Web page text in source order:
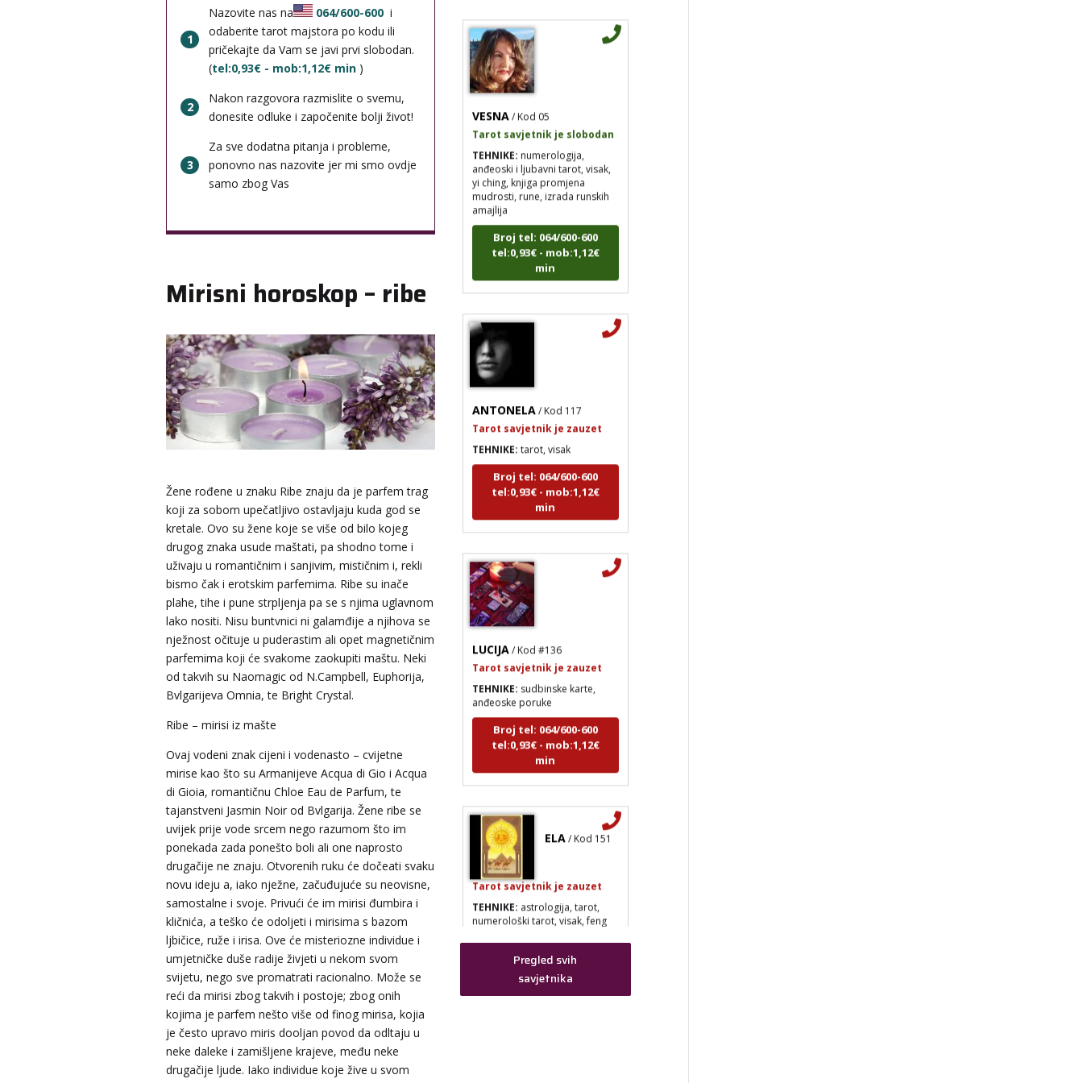
1
Nazovite nas na 064/600-600 i
odaberite tarot majstora po kodu ili
pričekajte da Vam se javi prvi slobodan.
(tel:0,93€ - mob:1,12€ min )
2
Nakon razgovora razmislite o svemu,
donesite odluke i započenite bolji život!
3
Za sve dodatna pitanja i probleme,
ponovno nas nazovite jer mi smo ovdje
samo zbog Vas
Mirisni horoskop – ribe
Žene rođene u znaku Ribe znaju da je parfem trag
koji za sobom upečatljivo ostavljaju kuda god se
kretale. Ovo su žene koje se više od bilo kojeg
drugog znaka usude maštati, pa shodno tome i
uživaju u romantičnim i sanjivim, mističnim i, rekli
bismo čak i erotskim parfemima. Ribe su inače
plahe, tihe i pune strpljenja pa se s njima uglavnom
lako nositi. Nisu buntvnici ni galamđije a njihova se
nježnost očituje u puderastim ali opet magnetičnim
parfemima koji će svakome zaokupiti maštu. Neki
od takvih su Naomagic od N.Campbell, Euphorija,
Bvlgarijeva Omnia, te Bright Crystal.
Ribe – mirisi iz mašte
Ovaj vodeni znak cijeni i vodenasto – cvijetne
mirise kao što su Armanijeve Acqua di Gio i Acqua
di Gioia, romantičnu Chloe Eau de Parfum, te
tajanstveni Jasmin Noir od Bvlgarija. Žene ribe se
uvijek prije vode srcem nego razumom što im
ponekada zada ponešto boli ali one naprosto
drugačije ne znaju. Otvorenih ruku će dočeati svaku
novu ideju a, iako nježne, začuđujuće su neovisne,
samostalne i svoje. Privući će im mirisi đumbira i
kličnića, a teško će odoljeti i mirisima s bazom
ljbičice, ruže i irisa. Ove će misteriozne individue i
umjetničke duše radije živjeti u nekom svom
svijetu, nego sve promatrati racionalno. Može se
reći da mirisi zbog takvih i postoje; zbog onih
kojima je parfem nešto više od finog mirisa, kojia
je često upravo miris dooljan povod da odltaju u
neke daleke i zamišljene krajeve, među neke
drugačije ljude. Iako individue koje žive u svom
VESNA
Tarot savjetnik je slobodan
TEHNIKE:numerologija,
anđeoski i ljubavni tarot, visak,
yi ching, knjiga promjena
mudrosti, rune, izrada runskih
amajlija
Broj tel: 064/600-600
tel:0,93€ - mob:1,12€
min
ANTONELA
Tarot savjetnik je zauzet
TEHNIKE:tarot, visak
Broj tel: 064/600-600
tel:0,93€ - mob:1,12€
min
LUCIJA
Tarot savjetnik je zauzet
TEHNIKE:sudbinske karte,
anđeoske poruke
Broj tel: 064/600-600
tel:0,93€ - mob:1,12€
min
/ Kod 151
Tarot savjetnik je zauzet
TEHNIKE:astrologija, tarot,
numerološki tarot, visak, feng
shui numerologija, anđeoski
kristali, reiki, terapija bojama,
anđeoske karte, iscjeljivanje
anđeoskim energijama
Broj tel: 064/600-600
Pregled svih
savjetnika